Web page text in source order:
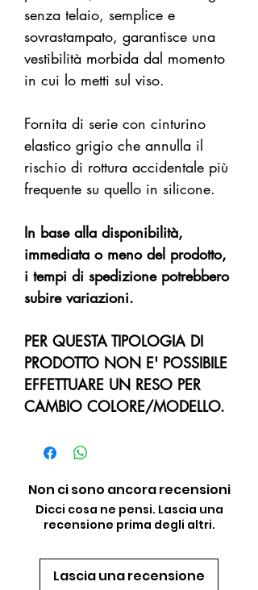
senza telaio, semplice e
sovrastampato, garantisce una
vestibilità morbida dal momento
in cui lo metti sul viso.
Fornita di serie con cinturino
elastico grigio che annulla il
rischio di rottura accidentale più
frequente su quello in silicone.
In base alla disponibilità,
immediata o meno del prodotto,
i tempi di spedizione potrebbero
subire variazioni.
PER QUESTA TIPOLOGIA DI
PRODOTTO NON E' POSSIBILE
EFFETTUARE UN RESO PER
CAMBIO COLORE/MODELLO.
Non ci sono ancora recensioni
Dicci cosa ne pensi. Lascia una
recensione prima degli altri.
Lascia una recensione